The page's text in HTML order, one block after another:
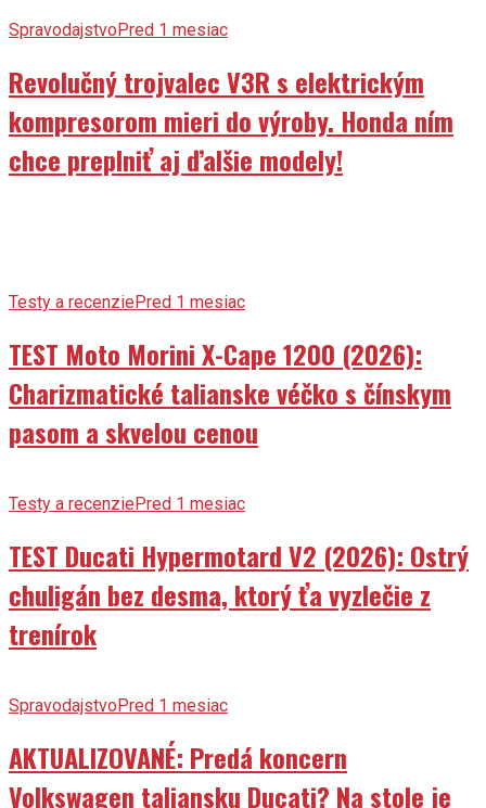
SpravodajstvoPred 1 mesiac
Revolučný trojvalec V3R s elektrickým
kompresorom mieri do výroby. Honda ním
chce preplniť aj ďalšie modely!
Testy a recenziePred 1 mesiac
TEST Moto Morini X-Cape 1200 (2026):
Charizmatické talianske véčko s čínskym
pasom a skvelou cenou
Testy a recenziePred 1 mesiac
TEST Ducati Hypermotard V2 (2026): Ostrý
chuligán bez desma, ktorý ťa vyzlečie z
trenírok
SpravodajstvoPred 1 mesiac
AKTUALIZOVANÉ: Predá koncern
Volkswagen taliansku Ducati? Na stole je